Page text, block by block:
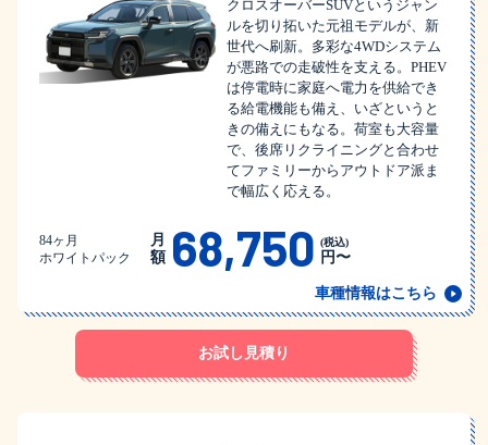
クロスオーバーSUVというジャン
ルを切り拓いた元祖モデルが、新
世代へ刷新。多彩な4WDシステム
が悪路での走破性を支える。PHEV
は停電時に家庭へ電力を供給でき
る給電機能も備え、いざというと
きの備えにもなる。荷室も大容量
で、後席リクライニングと合わせ
てファミリーからアウトドア派ま
で幅広く応える。
84ヶ月
ホワイトパック
月
額 68,750 (税込)
円〜
車種情報はこちら
お試し見積り